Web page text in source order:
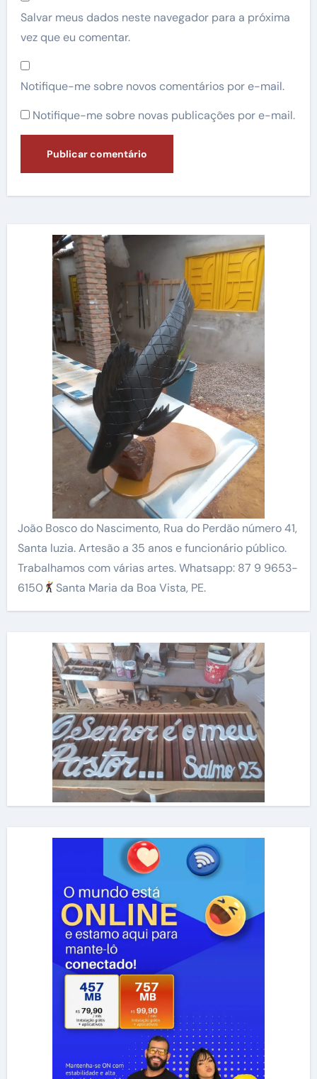
Salvar meus dados neste navegador para a próxima
vez que eu comentar.
Notifique-me sobre novos comentários por e-mail.
Notifique-me sobre novas publicações por e-mail.
João Bosco do Nascimento, Rua do Perdão número 41,
Santa luzia. Artesão a 35 anos e funcionário público.
Trabalhamos com várias artes. Whatsapp: 87 9 9653-
6150
Santa Maria da Boa Vista, PE.